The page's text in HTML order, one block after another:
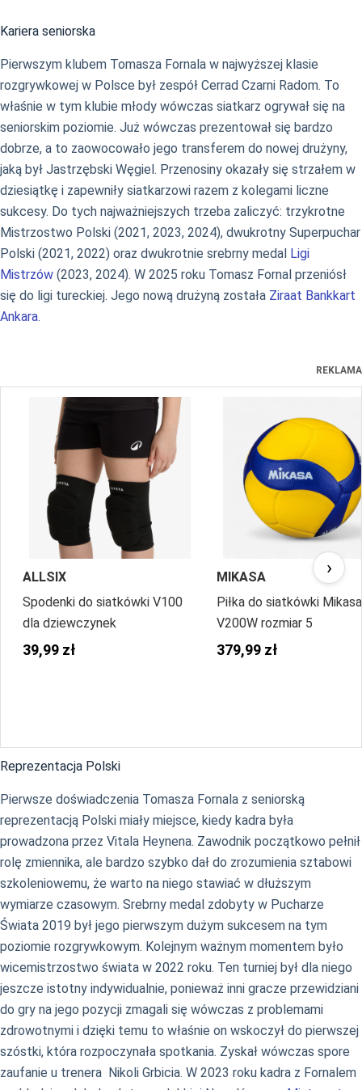
Kariera seniorska
Pierwszym klubem Tomasza Fornala w najwyższej klasie
rozgrywkowej w Polsce był zespół Cerrad Czarni Radom. To
właśnie w tym klubie młody wówczas siatkarz ogrywał się na
seniorskim poziomie. Już wówczas prezentował się bardzo
dobrze, a to zaowocowało jego transferem do nowej drużyny,
jaką był Jastrzębski Węgiel. Przenosiny okazały się strzałem w
dziesiątkę i zapewniły siatkarzowi razem z kolegami liczne
sukcesy. Do tych najważniejszych trzeba zaliczyć: trzykrotne
Mistrzostwo Polski (2021, 2023, 2024), dwukrotny Superpuchar
Polski (2021, 2022) oraz dwukrotnie srebrny medal Ligi
Mistrzów (2023, 2024). W 2025 roku Tomasz Fornal przeniósł
się do ligi tureckiej. Jego nową drużyną została Ziraat Bankkart
Ankara.
REKLAMA
ALLSIX
Spodenki do siatkówki V100
dla dziewczynek
39,99 zł
MIKASA
Piłka do siatkówki Mikasa
V200W rozmiar 5
379,99 zł
›
Reprezentacja Polski
Pierwsze doświadczenia Tomasza Fornala z seniorską
reprezentacją Polski miały miejsce, kiedy kadra była
prowadzona przez Vitala Heynena. Zawodnik początkowo pełnił
rolę zmiennika, ale bardzo szybko dał do zrozumienia sztabowi
szkoleniowemu, że warto na niego stawiać w dłuższym
wymiarze czasowym. Srebrny medal zdobyty w Pucharze
Świata 2019 był jego pierwszym dużym sukcesem na tym
poziomie rozgrywkowym. Kolejnym ważnym momentem było
wicemistrzostwo świata w 2022 roku. Ten turniej był dla niego
jeszcze istotny indywidualnie, ponieważ inni gracze przewidziani
do gry na jego pozycji zmagali się wówczas z problemami
zdrowotnymi i dzięki temu to właśnie on wskoczył do pierwszej
szóstki, która rozpoczynała spotkania. Zyskał wówczas spore
zaufanie u trenera Nikoli Grbicia. W 2023 roku kadra z Fornalem